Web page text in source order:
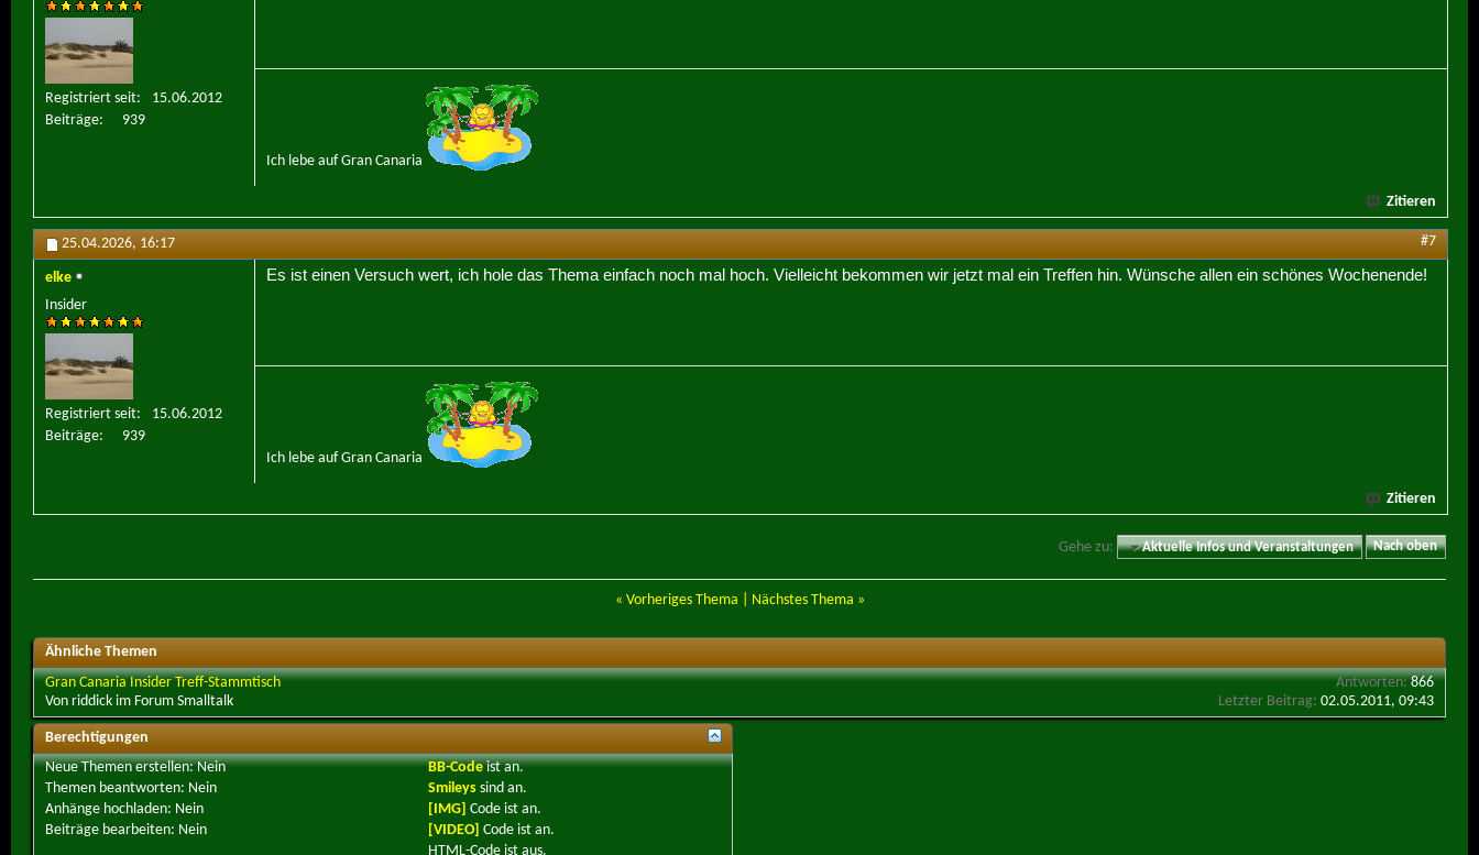
Registriert seit
15.06.2012
Beiträge
939
Ich lebe auf Gran Canaria
Zitieren
25.04.2026, 16:17 #7
elke
Insider
Registriert seit
15.06.2012
Beiträge
939
Es ist einen Versuch wert, ich hole das Thema einfach noch mal hoch. Vielleicht bekommen wir jetzt mal ein Treffen hin. Wünsche allen ein schönes Wochenende!
Ich lebe auf Gran Canaria
Zitieren
Gehe zu: Aktuelle Infos und Veranstaltungen Nach oben
« Vorheriges Thema Nächstes Thema »
Ähnliche Themen
Gran Canaria Insider Treff-Stammtisch
Von riddick im Forum Smalltalk
Antworten:866
Letzter Beitrag: 02.05.2011, 09:43
Berechtigungen
Neue Themen erstellen:Nein
Themen beantworten: Nein
Anhänge hochladen: Nein
Beiträge bearbeiten: Nein
BB-Codeistan.
Smileyssind an.
[IMG] Code ist an.
[VIDEO] Code ist an.
HTML-Code ist aus.